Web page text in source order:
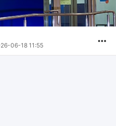
06-18 11:55